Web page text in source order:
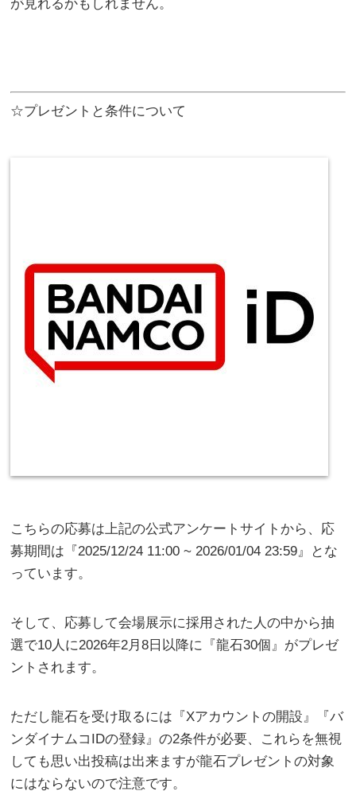
が見れるかもしれません。
☆プレゼントと条件について
こちらの応募は上記の公式アンケートサイトから、応
募期間は『2025/12/24 11:00 ~ 2026/01/04 23:59』とな
っています。
そして、応募して会場展示に採用された人の中から抽
選で10人に2026年2月8日以降に『龍石30個』がプレゼ
ントされます。
ただし龍石を受け取るには『Xアカウントの開設』『バ
ンダイナムコIDの登録』の2条件が必要、これらを無視
しても思い出投稿は出来ますが龍石プレゼントの対象
にはならないので注意です。